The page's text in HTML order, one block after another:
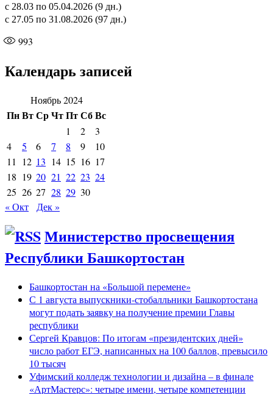
с 28.03 по 05.04.2026 (9 дн.)
с 27.05 по 31.08.2026 (97 дн.)
993
Календарь записей
Ноябрь 2024
ПнВтСрЧтПтСбВс
1 2
3
4
5 6 7 8 9
10
11
12 13 14 15 16 17
18 19 20 21 22 23 24
25 26 27 28 29 30
« Окт
Дек »
Министерство просвещения
Республики Башкортостан
Башкортостан на «Большой перемене»
С 1 августа выпускники-стобалльники Башкортостана
могут подать заявку на получение премии Главы
республики
Сергей Кравцов: По итогам «президентских дней»
число работ ЕГЭ, написанных на 100 баллов, превысило
10 тысяч
Уфимский колледж технологии и дизайна – в финале
«АртМастерс»: четыре имени, четыре компетенции